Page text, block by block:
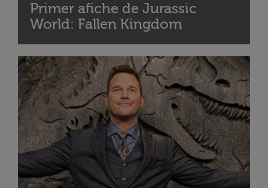
Primer afiche de Jurassic
World: Fallen Kingdom